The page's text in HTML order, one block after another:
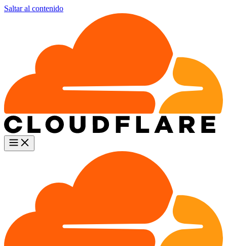
Saltar al contenido